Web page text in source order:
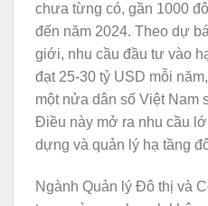
chưa từng có, gần 1000
đến năm 2024. Theo dự
giới, nhu cầu đầu tư vào
đạt 25-30 tỷ USD mỗi
một nửa dân số Việt Nam
Điều này mở ra nhu cầu
dựng và quản lý hạ tầng
Ngành Quản lý Đô thị và